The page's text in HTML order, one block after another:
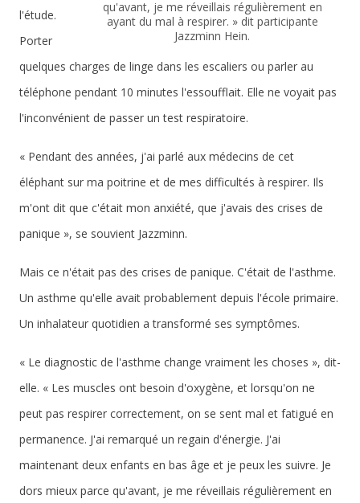
qu'avant, je me réveillais régulièrement en
ayant du mal à respirer. » dit participante
Jazzminn Hein.
l'étude.
Porter
quelques charges de linge dans les escaliers ou parler au
téléphone pendant 10 minutes l'essoufflait. Elle ne voyait pas
l'inconvénient de passer un test respiratoire.
« Pendant des années, j'ai parlé aux médecins de cet
éléphant sur ma poitrine et de mes difficultés à respirer. Ils
m'ont dit que c'était mon anxiété, que j'avais des crises de
panique », se souvient Jazzminn.
Mais ce n'était pas des crises de panique. C'était de l'asthme.
Un asthme qu'elle avait probablement depuis l'école primaire.
Un inhalateur quotidien a transformé ses symptômes.
« Le diagnostic de l'asthme change vraiment les choses », dit-
elle. « Les muscles ont besoin d'oxygène, et lorsqu'on ne
peut pas respirer correctement, on se sent mal et fatigué en
permanence. J'ai remarqué un regain d'énergie. J'ai
maintenant deux enfants en bas âge et je peux les suivre. Je
dors mieux parce qu'avant, je me réveillais régulièrement en